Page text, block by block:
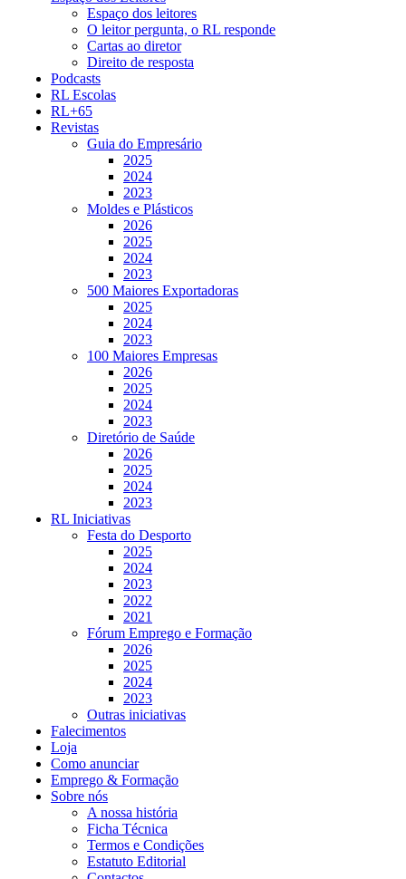
Espaço dos leitores
O leitor pergunta, o RL responde
Cartas ao diretor
Direito de resposta
Podcasts
RL Escolas
RL+65
Revistas
Guia do Empresário
2025
2024
2023
Moldes e Plásticos
2026
2025
2024
2023
500 Maiores Exportadoras
2025
2024
2023
100 Maiores Empresas
2026
2025
2024
2023
Diretório de Saúde
2026
2025
2024
2023
RL Iniciativas
Festa do Desporto
2025
2024
2023
2022
2021
Fórum Emprego e Formação
2026
2025
2024
2023
Outras iniciativas
Falecimentos
Loja
Como anunciar
Emprego & Formação
Sobre nós
A nossa história
Ficha Técnica
Termos e Condições
Estatuto Editorial